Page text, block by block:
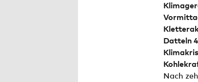
Datteln
Nach